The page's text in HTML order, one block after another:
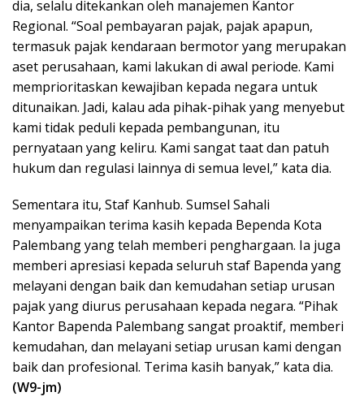
dia, selalu ditekankan oleh manajemen Kantor
Regional. “Soal pembayaran pajak, pajak apapun,
termasuk pajak kendaraan bermotor yang merupakan
aset perusahaan, kami lakukan di awal periode. Kami
memprioritaskan kewajiban kepada negara untuk
ditunaikan. Jadi, kalau ada pihak-pihak yang menyebut
kami tidak peduli kepada pembangunan, itu
pernyataan yang keliru. Kami sangat taat dan patuh
hukum dan regulasi lainnya di semua level,” kata dia.
Sementara itu, Staf Kanhub. Sumsel Sahali
menyampaikan terima kasih kepada Bependa Kota
Palembang yang telah memberi penghargaan. Ia juga
memberi apresiasi kepada seluruh staf Bapenda yang
melayani dengan baik dan kemudahan setiap urusan
pajak yang diurus perusahaan kepada negara. “Pihak
Kantor Bapenda Palembang sangat proaktif, memberi
kemudahan, dan melayani setiap urusan kami dengan
baik dan profesional. Terima kasih banyak,” kata dia.
(W9-jm)